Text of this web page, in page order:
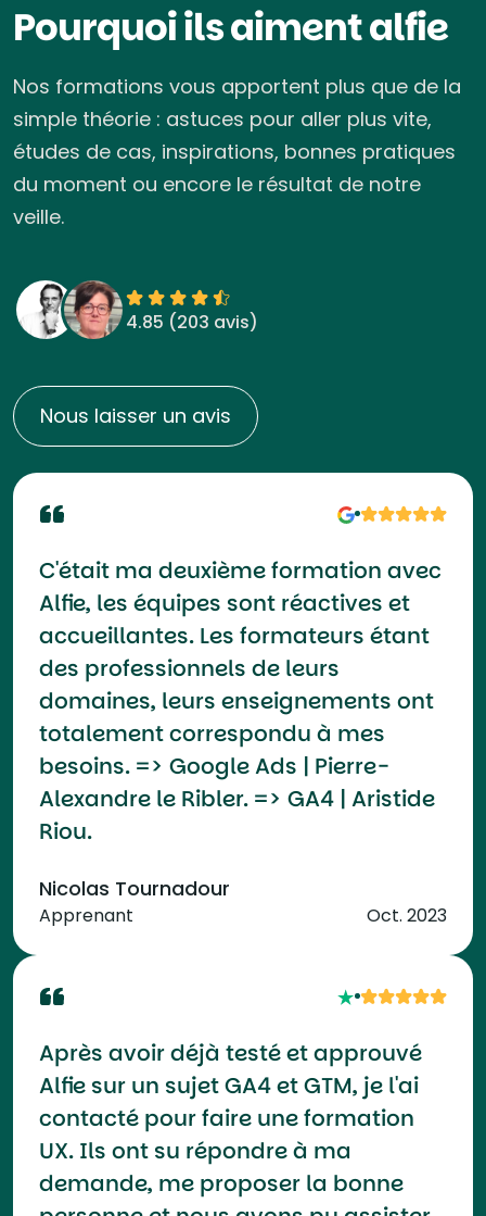
Pourquoi ils aiment alfie
Nos formations vous apportent plus que de la
simple théorie : astuces pour aller plus vite,
études de cas, inspirations, bonnes pratiques
du moment ou encore le résultat de notre
veille.
4.85 (203 avis)
Nous laisser un avis
C'était ma deuxième formation avec
Alfie, les équipes sont réactives et
accueillantes. Les formateurs étant
des professionnels de leurs
domaines, leurs enseignements ont
totalement correspondu à mes
besoins. => Google Ads | Pierre-
Alexandre le Ribler. => GA4 | Aristide
Riou.
Nicolas Tournadour
Apprenant Oct. 2023
Après avoir déjà testé et approuvé
Alfie sur un sujet GA4 et GTM, je l'ai
contacté pour faire une formation
UX. Ils ont su répondre à ma
demande, me proposer la bonne